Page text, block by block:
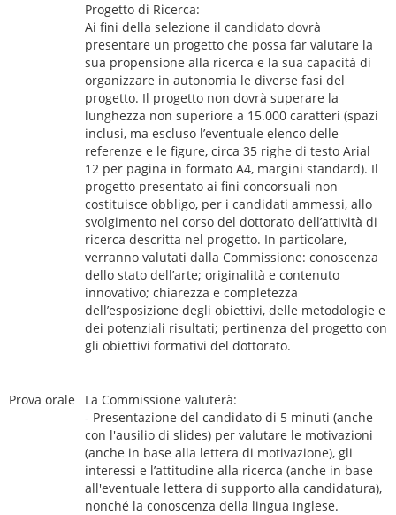
Progetto di Ricerca:
Ai fini della selezione il candidato dovrà
presentare un progetto che possa far valutare la
sua propensione alla ricerca e la sua capacità di
organizzare in autonomia le diverse fasi del
progetto. Il progetto non dovrà superare la
lunghezza non superiore a 15.000 caratteri (spazi
inclusi, ma escluso l’eventuale elenco delle
referenze e le figure, circa 35 righe di testo Arial
12 per pagina in formato A4, margini standard). Il
progetto presentato ai fini concorsuali non
costituisce obbligo, per i candidati ammessi, allo
svolgimento nel corso del dottorato dell’attività di
ricerca descritta nel progetto. In particolare,
verranno valutati dalla Commissione: conoscenza
dello stato dell’arte; originalità e contenuto
innovativo; chiarezza e completezza
dell’esposizione degli obiettivi, delle metodologie e
dei potenziali risultati; pertinenza del progetto con
gli obiettivi formativi del dottorato.
Prova orale
La Commissione valuterà:
- Presentazione del candidato di 5 minuti (anche
con l'ausilio di slides) per valutare le motivazioni
(anche in base alla lettera di motivazione), gli
interessi e l’attitudine alla ricerca (anche in base
all'eventuale lettera di supporto alla candidatura),
nonché la conoscenza della lingua Inglese.